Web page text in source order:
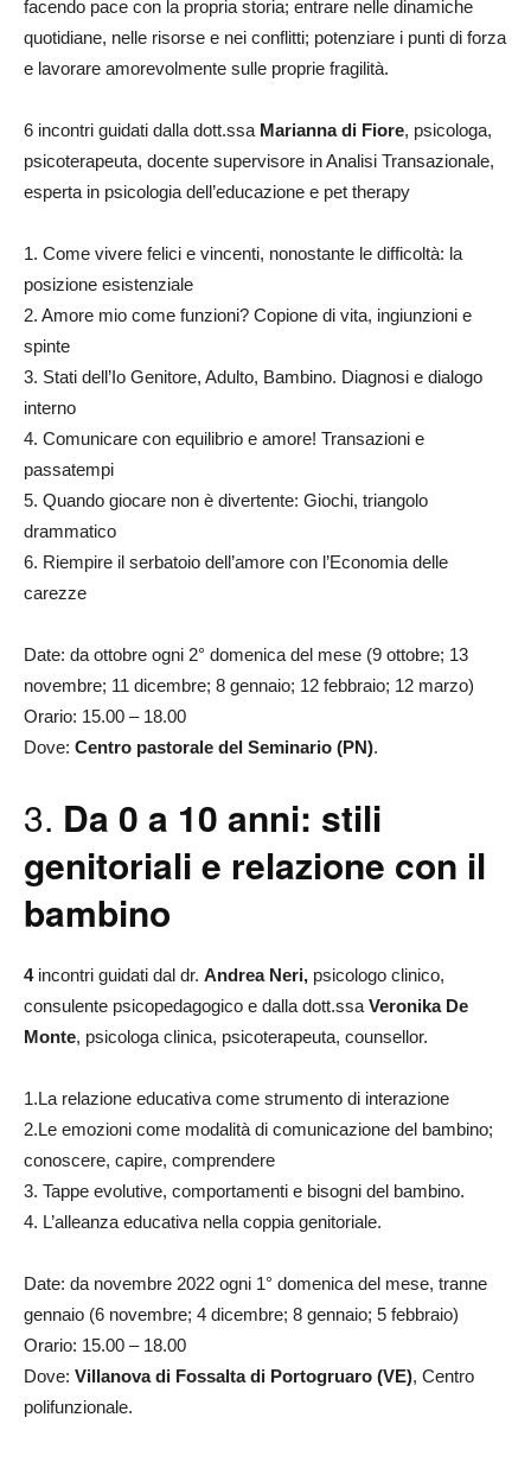
facendo pace con la propria storia; entrare nelle dinamiche
quotidiane, nelle risorse e nei conflitti; potenziare i punti di forza
e lavorare amorevolmente sulle proprie fragilità.
6 incontri guidati dalla dott.ssa Marianna di Fiore, psicologa,
psicoterapeuta, docente supervisore in Analisi Transazionale,
esperta in psicologia dell’educazione e pet therapy
1. Come vivere felici e vincenti, nonostante le difficoltà: la
posizione esistenziale
2. Amore mio come funzioni? Copione di vita, ingiunzioni e
spinte
3. Stati dell’Io Genitore, Adulto, Bambino. Diagnosi e dialogo
interno
4. Comunicare con equilibrio e amore! Transazioni e
passatempi
5. Quando giocare non è divertente: Giochi, triangolo
drammatico
6. Riempire il serbatoio dell’amore con l’Economia delle
carezze
Date: da ottobre ogni 2° domenica del mese (9 ottobre; 13
novembre; 11 dicembre; 8 gennaio; 12 febbraio; 12 marzo)
Orario: 15.00 – 18.00
Dove: Centro pastorale del Seminario (PN).
3. Da 0 a 10 anni: stili
genitoriali e relazione con il
bambino
4 incontri guidati dal dr. Andrea Neri, psicologo clinico,
consulente psicopedagogico e dalla dott.ssa Veronika De
Monte, psicologa clinica, psicoterapeuta, counsellor.
1.La relazione educativa come strumento di interazione
2.Le emozioni come modalità di comunicazione del bambino;
conoscere, capire, comprendere
3. Tappe evolutive, comportamenti e bisogni del bambino.
4. L’alleanza educativa nella coppia genitoriale.
Date: da novembre 2022 ogni 1° domenica del mese, tranne
gennaio (6 novembre; 4 dicembre; 8 gennaio; 5 febbraio)
Orario: 15.00 – 18.00
Dove: Villanova di Fossalta di Portogruaro (VE), Centro
polifunzionale.